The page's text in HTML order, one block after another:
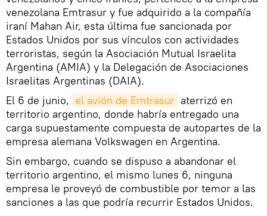
venezolana Emtrasur y fue adquirido a la compañía
iraní Mahan Air, esta última fue sancionada por
Estados Unidos por sus vínculos con actividades
terroristas, según la Asociación Mutual Israelita
Argentina (AMIA) y la Delegación de Asociaciones
Israelitas Argentinas (DAIA).
El 6 de junio, el avión de Emtrasur aterrizó en
territorio argentino, donde habría entregado una
carga supuestamente compuesta de autopartes de la
empresa alemana Volkswagen en Argentina.
Sin embargo, cuando se dispuso a abandonar el
territorio argentino, el mismo lunes 6, ninguna
empresa le proveyó de combustible por temor a las
sanciones a las que podría recurrir Estados Unidos.